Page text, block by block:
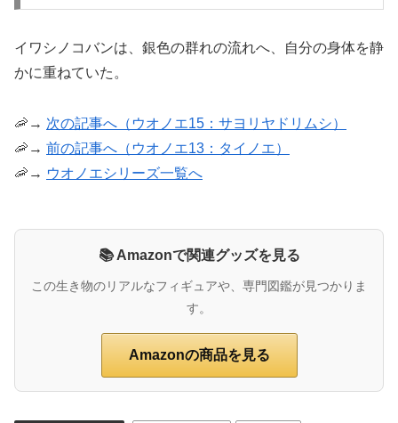
イワシノコバンは、銀色の群れの流れへ、自分の身体を静
かに重ねていた。
🦐→ 次の記事へ（ウオノエ15：サヨリヤドリムシ）
🦐→ 前の記事へ（ウオノエ13：タイノエ）
🦐→ ウオノエシリーズ一覧へ
📚 Amazonで関連グッズを見る
この生き物のリアルなフィギュアや、専門図鑑が見つかりま
す。
Amazonの商品を見る